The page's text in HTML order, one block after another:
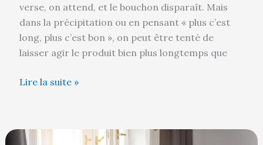
verse, on attend, et le bouchon disparaît. Mais
dans la précipitation ou en pensant « plus c’est
long, plus c’est bon », on peut être tenté de
laisser agir le produit bien plus longtemps que
Lire la suite »
Odeur